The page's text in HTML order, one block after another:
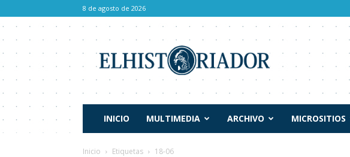
8 de agosto de 2026
Historiador
INICIO MULTIMEDIA ARCHIVO MICROSITIOS
Inicio Etiquetas 18-06